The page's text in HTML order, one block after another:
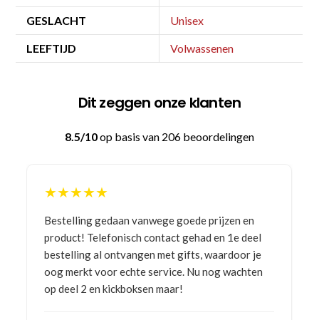
GESLACHT Unisex
LEEFTIJD Volwassenen
Dit zeggen onze klanten
8.5/10op basis van 206 beoordelingen
★★★★★
Bestelling gedaan vanwege goede prijzen en
product! Telefonisch contact gehad en 1e deel
bestelling al ontvangen met gifts, waardoor je
oog merkt voor echte service. Nu nog wachten
op deel 2 en kickboksen maar!